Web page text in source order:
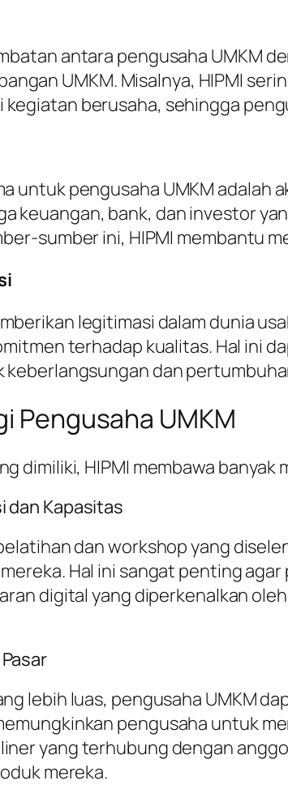
antara pengusaha UMKM
UMKM. Misalnya, HIPMI
berusaha, sehingga
untuk pengusaha UMKM adalah
keuangan, bank, dan investor
sumber ini, HIPMI membantu
legitimasi dalam dunia
terhadap kualitas. Hal ini
dan
Pengusaha UMKM
dimiliki, HIPMI membawa
dan Kapasitas
dan workshop yang
Hal ini sangat penting
digital yang diperkenalkan
lebih luas, pengusaha UMKM
pengusaha untuk
yang terhubung dengan
mereka.